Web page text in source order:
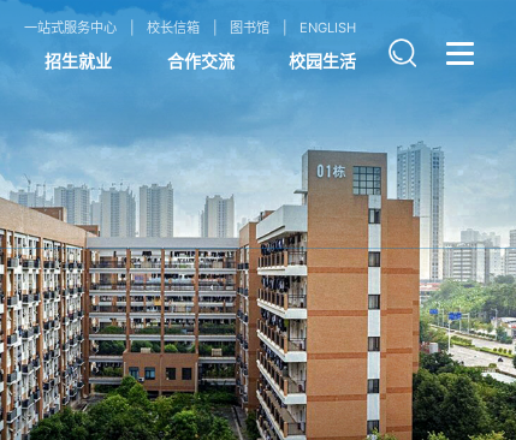
一站式服务中心 校长信箱 图书馆 ENGLISH
招生就业 合作交流 校园生活